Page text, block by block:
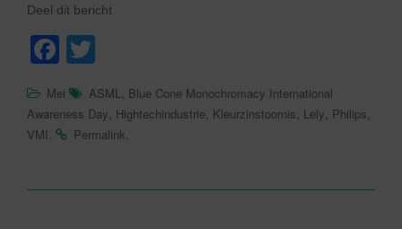
Deel dit bericht
F
c
e
o
tt
er
Mei ASML, Blue Cone Monochromacy International
Awareness Day, Hightechindustrie, Kleurzinstoornis, Lely, Philips,
VMI. Permalink.